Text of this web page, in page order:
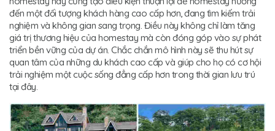
đến một đối tượng khách hàng cao cấp hơn, đang tìm kiếm trải
nghiệm và không gian sang trọng. Điều này không chỉ làm tăng
giá trị thương hiệu của homestay mà còn đóng góp vào sự phát
triển bền vững của dự án. Chắc chắn mô hình này sẽ thu hút sự
quan tâm của những du khách cao cấp và giúp cho họ có cơ hội
trải nghiệm một cuộc sống đẳng cấp hơn trong thời gian lưu trú
tại đây.